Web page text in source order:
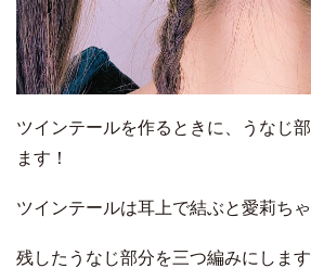
ツインテールを作るときに、うなじ
ます！
ツインテールは耳上で結ぶと愛莉ち
残したうなじ部分を三つ編みにします